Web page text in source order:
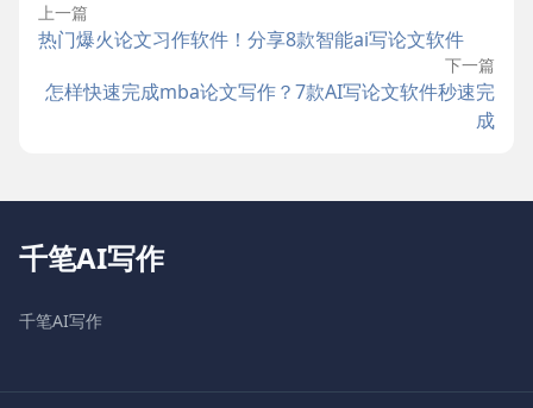
上一篇
热门爆火论文习作软件！分享8款智能ai写论文软件
下一篇
怎样快速完成mba论文写作？7款AI写论文软件秒速完
成
千笔AI写作
千笔AI写作